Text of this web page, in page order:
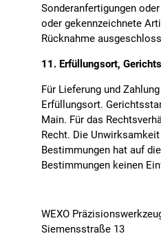
Sonderanfertigungen
oder gekennzeichnete
Rücknahme
11. Erfüllungsort,
Für Lieferung und
Erfüllungsort.
Main. Für das
Recht. Die
Bestimmungen hat auf
Bestimmungen keinen
WEXO
Siemensstraße 13